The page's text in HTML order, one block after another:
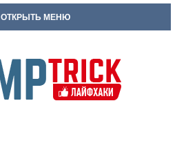
ОТКРЫТЬ МЕНЮ